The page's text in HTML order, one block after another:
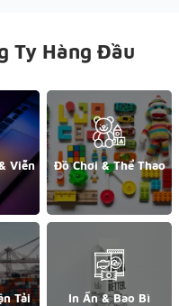
Ty Hàng Đầu
Viễn
Đồ Chơi & Thể Thao
Tải In Ấn & Bao Bì